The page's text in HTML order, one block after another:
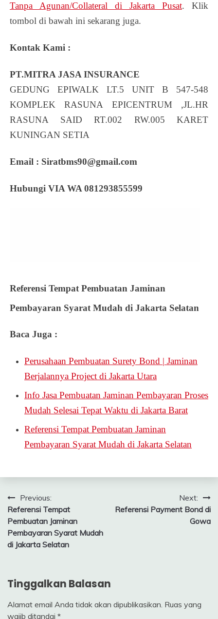
Tanpa Agunan/Collateral di Jakarta Pusat. Klik
tombol di bawah ini sekarang juga.
Kontak Kami :
PT.MITRA JASA INSURANCE
GEDUNG EPIWALK LT.5 UNIT B 547-548
KOMPLEK RASUNA EPICENTRUM ,JL.HR
RASUNA SAID RT.002 RW.005 KARET
KUNINGAN SETIA
Email : Siratbms90@gmail.com
Hubungi VIA WA 081293855599
Referensi Tempat Pembuatan Jaminan
Pembayaran Syarat Mudah di Jakarta Selatan
Baca Juga :
Perusahaan Pembuatan Surety Bond | Jaminan
Berjalannya Project di Jakarta Utara
Info Jasa Pembuatan Jaminan Pembayaran Proses
Mudah Selesai Tepat Waktu di Jakarta Barat
Referensi Tempat Pembuatan Jaminan
Pembayaran Syarat Mudah di Jakarta Selatan
Navigasi
pos
Previous:
Referensi Tempat
Pembuatan Jaminan
Pembayaran Syarat Mudah
di Jakarta Selatan
Next:
Referensi Payment Bond di
Gowa
Tinggalkan Balasan
Alamat email Anda tidak akan dipublikasikan. Ruas yang
wajib ditandai *